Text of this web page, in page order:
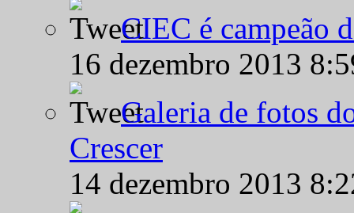
CIEC é campeão
16 dezembro 2013
Galeria de fotos
Crescer
14 dezembro 2013